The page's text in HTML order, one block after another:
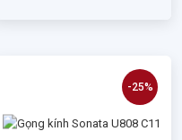
-25%